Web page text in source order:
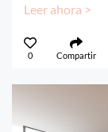
Leer ahora >
0 Compartir